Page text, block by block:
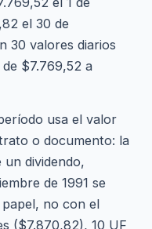
el 30 de
30 valores diarios
$7.769,52 a
usa el valor
o documento: la
un dividendo,
de 1991 se
no con el
($7.870,82), 10 UF